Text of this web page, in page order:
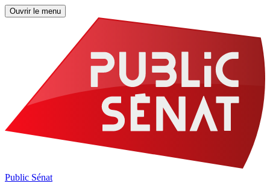
Ouvrir le menu
Public Sénat